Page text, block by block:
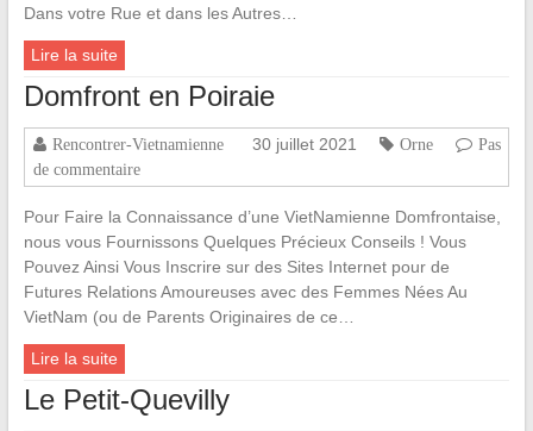
Dans votre Rue et dans les Autres…
Lire la suite
Domfront en Poiraie
Rencontrer-Vietnamienne 30 juillet 2021 Orne
Pas
de commentaire
Pour Faire la Connaissance d’une VietNamienne Domfrontaise,
nous vous Fournissons Quelques Précieux Conseils ! Vous
Pouvez Ainsi Vous Inscrire sur des Sites Internet pour de
Futures Relations Amoureuses avec des Femmes Nées Au
VietNam (ou de Parents Originaires de ce…
Lire la suite
Le Petit-Quevilly